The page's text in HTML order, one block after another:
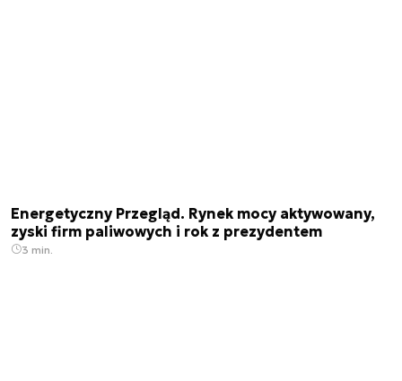
Energetyczny Przegląd. Rynek mocy aktywowany,
zyski firm paliwowych i rok z prezydentem
3 min.